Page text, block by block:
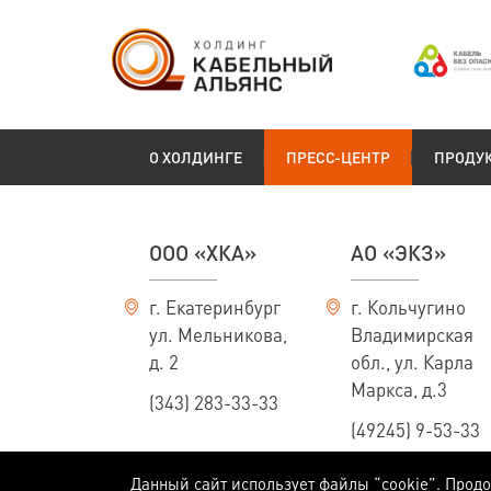
О ХОЛДИНГЕ ПРЕСС-ЦЕНТР
ООО «ХКА»
г. Екатеринбург
ул. Мельникова,
д. 2
(343) 283-33-33
АО «ЭКЗ»
г. Кольчугино
Владимирская
обл., ул. Карла
Маркса, д.3
(49245) 9-53-33
Информация, приведенная на сайте, не является публичной офертой,
Данный сайт использует файлы “cookie”.